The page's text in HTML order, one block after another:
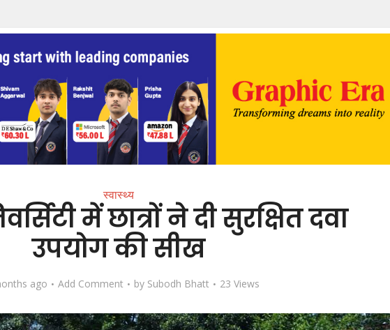
स्वास्थ्य
में छात्रों ने दी सुरक्षित दवा
उपयोग की सीख
ago Add Comment by Subodh Bhatt 23 Views